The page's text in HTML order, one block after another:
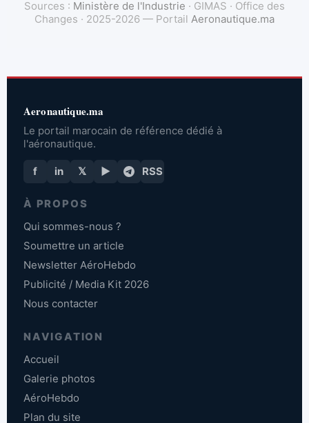
Sources : Ministère de l'Industrie · GIMAS · Office des
Changes · 2025-2026 — Portail Aeronautique.ma
Aeronautique.ma
Le portail marocain de référence dédié à
l'aéronautique.
f in 𝕏 ▶ RSS
À PROPOS
Qui sommes-nous ?
Soumettre un article
Newsletter AéroHebdo
Publicité / Media Kit 2026
Nous contacter
NAVIGATION
Accueil
Galerie photos
AéroHebdo
Plan du site